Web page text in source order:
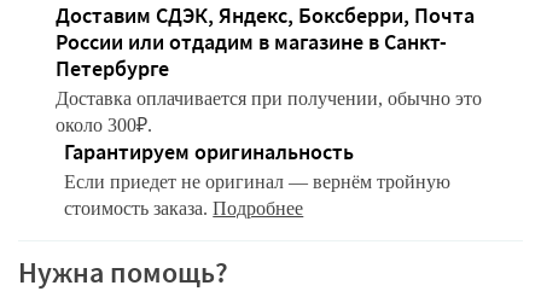
Доставим СДЭК, Яндекс, Боксберри, Почта
России или отдадим в магазине в Санкт-
Петербурге
Доставка оплачивается при получении, обычно это
около 300₽.
Гарантируем оригинальность
Если приедет не оригинал — вернём тройную
стоимость заказа.Подробнее
Нужна помощь?